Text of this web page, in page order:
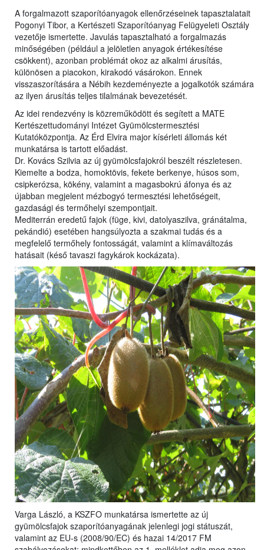
A forgalmazott szaporítóanyagok ellenőrzéseinek tapasztalatait
Pogonyi Tibor, a Kertészeti Szaporítóanyag Felügyeleti Osztály
vezetője ismertette. Javulás tapasztalható a forgalmazás
minőségében (például a jelöletlen anyagok értékesítése
csökkent), azonban problémát okoz az alkalmi árusítás,
különösen a piacokon, kirakodó vásárokon. Ennek
visszaszorítására a Nébih kezdeményezte a jogalkotók számára
az ilyen árusítás teljes tilalmának bevezetését.
Az idei rendezvény is közreműködött és segített a MATE
Kertészettudományi Intézet Gyümölcstermesztési
Kutatóközpontja. Az Érd Elvira major kísérleti állomás két
munkatársa is tartott előadást.
Dr. Kovács Szilvia az új gyümölcsfajokról beszélt részletesen.
Kiemelte a bodza, homoktövis, fekete berkenye, húsos som,
csipkerózsa, kökény, valamint a magasbokrú áfonya és az
újabban megjelent mézbogyó termesztési lehetőségeit,
gazdasági és termőhelyi szempontjait.
Mediterrán eredetű fajok (füge, kivi, datolyaszilva, gránátalma,
pekándió) esetében hangsúlyozta a szakmai tudás és a
megfelelő termőhely fontosságát, valamint a klímaváltozás
hatásait (késő tavaszi fagykárok kockázata).
Varga László, a KSZFO munkatársa ismertette az új
gyümölcsfajok szaporítóanyagának jelenlegi jogi státuszát,
valamint az EU-s (2008/90/EC) és hazai 14/2017 FM